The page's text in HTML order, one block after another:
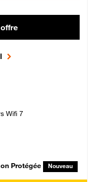
Wifi 7
Protégée Nouveau